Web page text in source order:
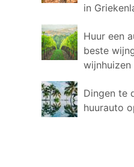
in
Huur een
beste
wijnhuizen
Dingen te
huurauto